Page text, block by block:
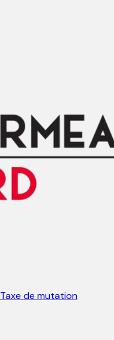
Taxe de mutation